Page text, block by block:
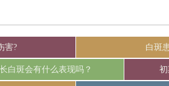
害? 白斑
长白斑会有什么表现吗？